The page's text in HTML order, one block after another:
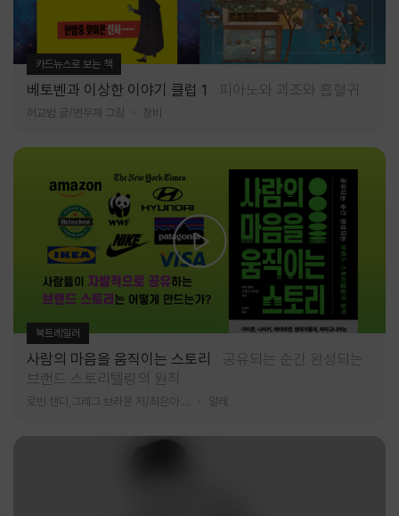
카드뉴스로 보는 책
베토벤과 이상한 이야기 클럽 1 피아노와 괴조와 흡혈귀
허교범 글/변우재 그림 창비
북트레일러
사람의 마음을 움직이는 스토리
공유되는 순간 완성되는
브랜드 스토리텔링의 원칙
알레